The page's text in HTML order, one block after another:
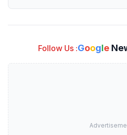
Follow Us :Google